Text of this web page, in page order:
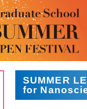
SUMMER
for